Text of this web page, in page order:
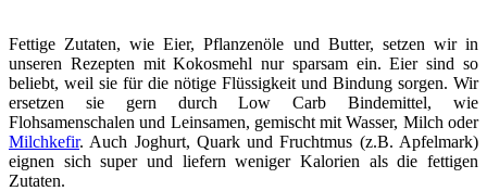
Fettige Zutaten, wie Eier, Pflanzenöle und Butter, setzen wir in
unseren Rezepten mit Kokosmehl nur sparsam ein. Eier sind so
beliebt, weil sie für die nötige Flüssigkeit und Bindung sorgen. Wir
ersetzen sie gern durch Low Carb Bindemittel, wie
Flohsamenschalen und Leinsamen, gemischt mit Wasser, Milch oder
Milchkefir. Auch Joghurt, Quark und Fruchtmus (z.B. Apfelmark)
eignen sich super und liefern weniger Kalorien als die fettigen
Zutaten.